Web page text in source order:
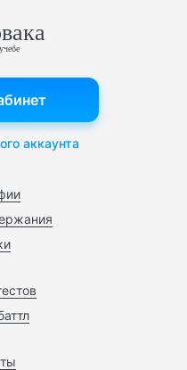
аккаунта